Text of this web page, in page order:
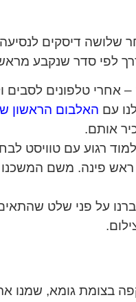
שלושה דיסקים
לפי סדר שנקבע
אחרי טלפונים לסבים
עם האלבום הראשון
אותם.
למוד רגוע עם טוויסט
ראש פינה. משם
על פני שלט
בצומת גומא, שמנו